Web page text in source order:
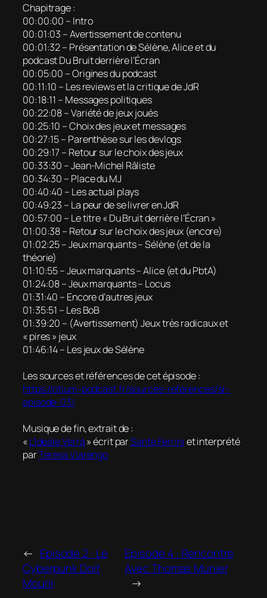
Chapitrage :
00:00:00 – Intro
00:01:03 – Avertissement de contenu
00:01:32 – Présentation de Sélène, Alice et du
podcast Du Bruit derrière l’Écran
00:05:00 – Origines du podcast
00:11:10 – Les reviews et la critique de JdR
00:18:11 – Messages politiques
00:22:08 – Variété de jeux joués
00:25:10 – Choix des jeux et messages
00:27:15 – Parenthèse sur les devlogs
00:29:17 – Retour sur le choix des jeux
00:33:30 – Jean-Michel Râliste
00:34:30 – Place du MJ
00:40:40 – Les actual plays
00:49:23 – La peur de se livrer en JdR
00:57:00 – Le titre « Du Bruit derrière l’Écran »
01:00:38 – Retour sur le choix des jeux (encore)
01:02:25 – Jeux marquants – Sélène (et de la
théorie)
01:10:55 – Jeux marquants – Alice (et du PbtA)
01:24:08 – Jeux marquants – Locus
01:31:40 – Encore d’autres jeux
01:35:51 – Les BoB
01:39:20 – (Avertissement) Jeux très radicaux et
« pires » jeux
01:46:14 – Les jeux de Sélène
Les sources et références de cet épisode :
https://otium-podcast.fr/sources-references/sr-
episode-03/
Musique de fin, extrait de :
«L’Ideale Verrà» écrit parSante Ferriniet interprété
parTeresa Viarengo
← Episode 2 : Le
Cyberpunk Doit
Mourir
Episode 4 : Rencontre
Avec Thomas Munier
→